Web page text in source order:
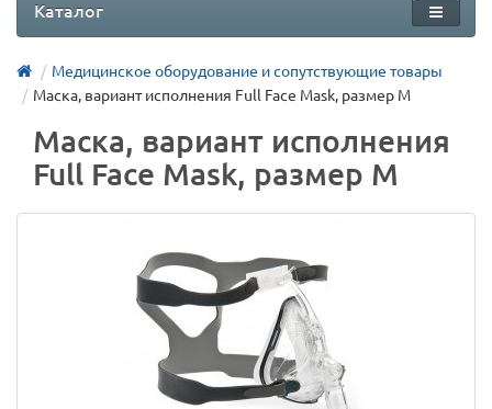
Каталог
Медицинское оборудование и сопутствующие товары
Маска, вариант исполнения Full Face Mask, размер М
Маска, вариант исполнения
Full Face Mask, размер М